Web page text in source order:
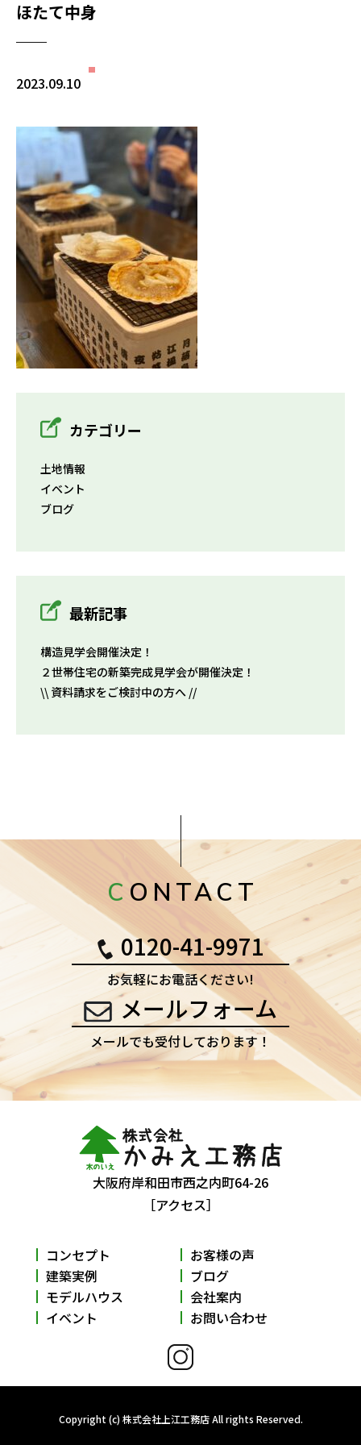
ほたて中身
2023.09.10
カテゴリー
土地情報
イベント
ブログ
最新記事
構造見学会開催決定！
２世帯住宅の新築完成見学会が開催決定！
\\ 資料請求をご検討中の方へ //
CONTACT
0120-41-9971
お気軽にお電話ください!
メールフォーム
メールでも受付しております！
大阪府岸和田市西之内町64-26
［アクセス］
コンセプト
建築実例
モデルハウス
イベント
お客様の声
ブログ
会社案内
お問い合わせ
Copyright (c) 株式会社上江工務店 All rights Reserved.